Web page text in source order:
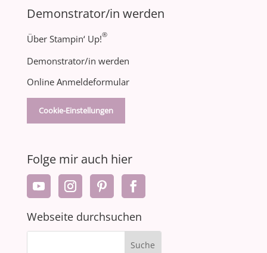
Demonstrator/in werden
Über Stampin‘ Up!®
Demonstrator/in werden
Online Anmeldeformular
Cookie-Einstellungen
Folge mir auch hier
Webseite durchsuchen